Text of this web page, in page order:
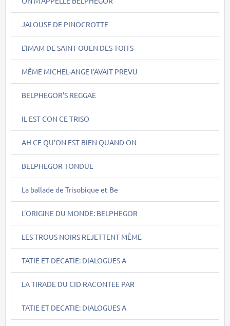
JALOUSE DE PINOCROTTE
L'IMAM DE SAINT OUEN DES TOITS
MÊME MICHEL-ANGE l'AVAIT PREVU
BELPHEGOR'S REGGAE
IL EST CON CE TRISO
AH CE QU'ON EST BIEN QUAND ON
BELPHEGOR TONDUE
La ballade de Trisobique et Be
L'ORIGINE DU MONDE: BELPHEGOR
LES TROUS NOIRS REJETTENT MÊME
TATIE ET DECATIE: DIALOGUES A
LA TIRADE DU CID RACONTEE PAR
TATIE ET DECATIE: DIALOGUES A